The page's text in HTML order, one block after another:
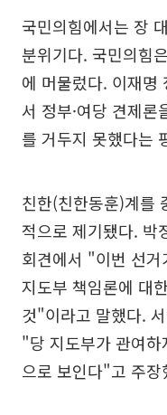
국민의힘에서는 장
분위기다. 국민의힘
에 머물렀다. 이재명
서 정부·여당 견제
를 거두지 못했다는
친한(친한동훈)계를
적으로 제기됐다. 박
회견에서 "이번 선
지도부 책임론에 대
것"이라고 말했다.
"당 지도부가 관여하
으로 보인다"고 주장